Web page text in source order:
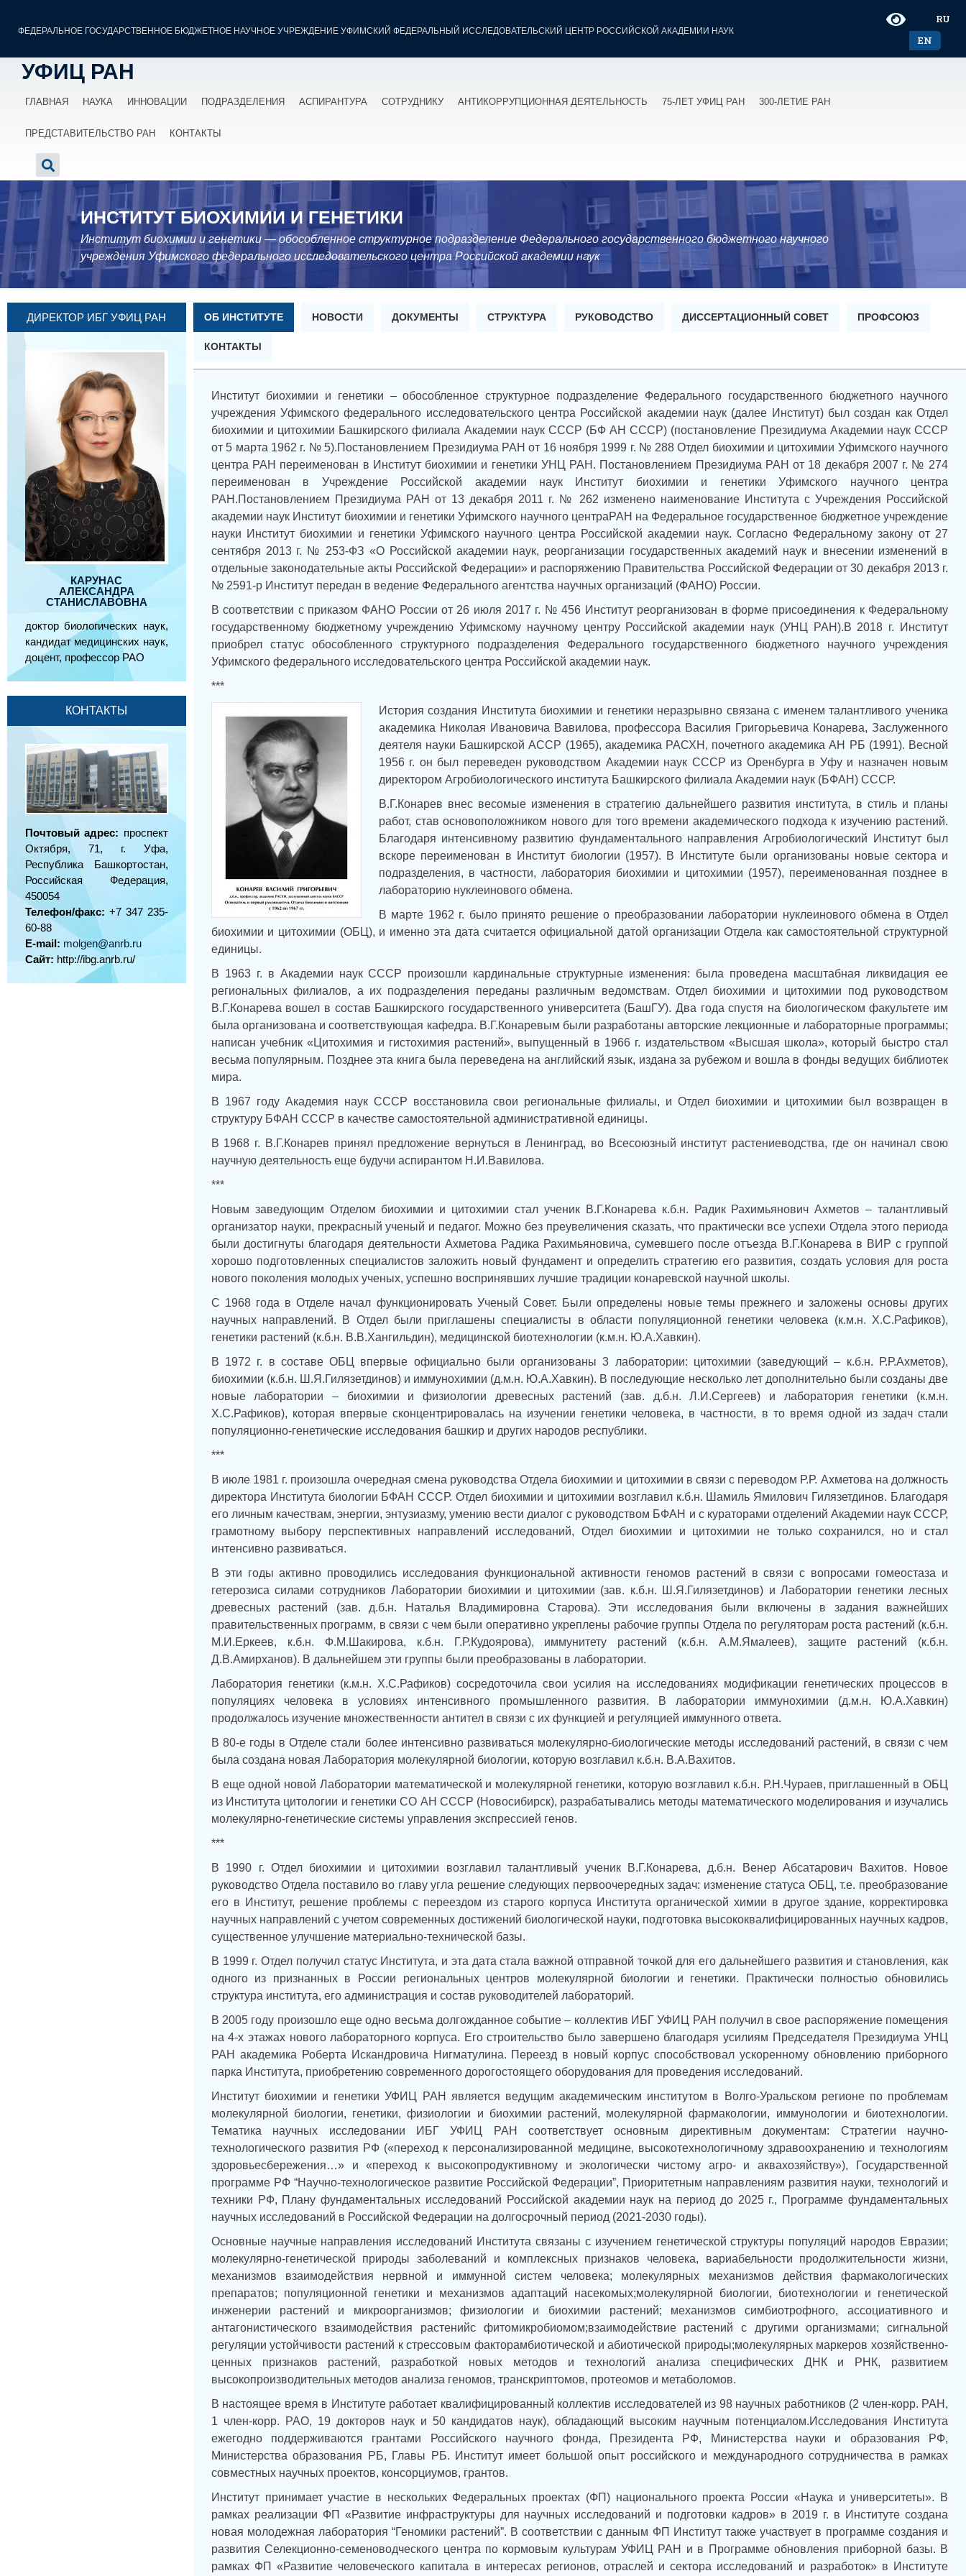
ФЕДЕРАЛЬНОЕ ГОСУДАРСТВЕННОЕ БЮДЖЕТНОЕ НАУЧНОЕ УЧРЕЖДЕНИЕ УФИМСКИЙ ФЕДЕРАЛЬНЫЙ ИССЛЕДОВАТЕЛЬСКИЙ ЦЕНТР РОССИЙСКОЙ АКАДЕМИИ НАУК
RU
EN
УФИЦ РАН
ГЛАВНАЯ НАУКА ИННОВАЦИИ ПОДРАЗДЕЛЕНИЯ АСПИРАНТУРА СОТРУДНИКУ АНТИКОРРУПЦИОННАЯ ДЕЯТЕЛЬНОСТЬ 75-ЛЕТ УФИЦ РАН 300-ЛЕТИЕ РАН
ПРЕДСТАВИТЕЛЬСТВО РАН КОНТАКТЫ
ИНСТИТУТ БИОХИМИИ И ГЕНЕТИКИ
Институт биохимии и генетики — обособленное структурное подразделение Федерального государственного бюджетного научного
учреждения Уфимского федерального исследовательского центра Российской академии наук
ДИРЕКТОР ИБГ УФИЦ РАН
КАРУНАС
АЛЕКСАНДРА
СТАНИСЛАВОВНА
доктор биологических наук,
кандидат медицинских наук,
доцент, профессор РАО
КОНТАКТЫ
Почтовый адрес: проспект
Октября, 71, г. Уфа,
Республика Башкортостан,
Российская Федерация,
450054
Телефон/факс: +7 347 235-
60-88
E-mail: molgen@anrb.ru
Сайт: http://ibg.anrb.ru/
ОБ ИНСТИТУТЕ НОВОСТИ ДОКУМЕНТЫ СТРУКТУРА РУКОВОДСТВО ДИССЕРТАЦИОННЫЙ СОВЕТ ПРОФСОЮЗ
КОНТАКТЫ
Институт биохимии и генетики – обособленное структурное подразделение Федерального государственного бюджетного научного
учреждения Уфимского федерального исследовательского центра Российской академии наук (далее Институт) был создан как Отдел
биохимии и цитохимии Башкирского филиала Академии наук СССР (БФ АН СССР) (постановление Президиума Академии наук СССР
от 5 марта 1962 г. № 5).Постановлением Президиума РАН от 16 ноября 1999 г. № 288 Отдел биохимии и цитохимии Уфимского научного
центра РАН переименован в Институт биохимии и генетики УНЦ РАН. Постановлением Президиума РАН от 18 декабря 2007 г. № 274
переименован в Учреждение Российской академии наук Институт биохимии и генетики Уфимского научного центра
РАН.Постановлением Президиума РАН от 13 декабря 2011 г. № 262 изменено наименование Института с Учреждения Российской
академии наук Институт биохимии и генетики Уфимского научного центраРАН на Федеральное государственное бюджетное учреждение
науки Институт биохимии и генетики Уфимского научного центра Российской академии наук. Согласно Федеральному закону от 27
сентября 2013 г. № 253-ФЗ «О Российской академии наук, реорганизации государственных академий наук и внесении изменений в
отдельные законодательные акты Российской Федерации» и распоряжению Правительства Российской Федерации от 30 декабря 2013 г.
№ 2591-р Институт передан в ведение Федерального агентства научных организаций (ФАНО) России.
В соответствии с приказом ФАНО России от 26 июля 2017 г. № 456 Институт реорганизован в форме присоединения к Федеральному
государственному бюджетному учреждению Уфимскому научному центру Российской академии наук (УНЦ РАН).В 2018 г. Институт
приобрел статус обособленного структурного подразделения Федерального государственного бюджетного научного учреждения
Уфимского федерального исследовательского центра Российской академии наук.
***
История создания Института биохимии и генетики неразрывно связана с именем талантливого ученика
академика Николая Ивановича Вавилова, профессора Василия Григорьевича Конарева, Заслуженного
деятеля науки Башкирской АССР (1965), академика РАСХН, почетного академика АН РБ (1991). Весной
1956 г. он был переведен руководством Академии наук СССР из Оренбурга в Уфу и назначен новым
директором Агробиологического института Башкирского филиала Академии наук (БФАН) СССР.
В.Г.Конарев внес весомые изменения в стратегию дальнейшего развития института, в стиль и планы
работ, став основоположником нового для того времени академического подхода к изучению растений.
Благодаря интенсивному развитию фундаментального направления Агробиологический Институт был
вскоре переименован в Институт биологии (1957). В Институте были организованы новые сектора и
подразделения, в частности, лаборатория биохимии и цитохимии (1957), переименованная позднее в
лабораторию нуклеинового обмена.
В марте 1962 г. было принято решение о преобразовании лаборатории нуклеинового обмена в Отдел
биохимии и цитохимии (ОБЦ), и именно эта дата считается официальной датой организации Отдела как самостоятельной структурной
единицы.
В 1963 г. в Академии наук СССР произошли кардинальные структурные изменения: была проведена масштабная ликвидация ее
региональных филиалов, а их подразделения переданы различным ведомствам. Отдел биохимии и цитохимии под руководством
В.Г.Конарева вошел в состав Башкирского государственного университета (БашГУ). Два года спустя на биологическом факультете им
была организована и соответствующая кафедра. В.Г.Конаревым были разработаны авторские лекционные и лабораторные программы;
написан учебник «Цитохимия и гистохимия растений», выпущенный в 1966 г. издательством «Высшая школа», который быстро стал
весьма популярным. Позднее эта книга была переведена на английский язык, издана за рубежом и вошла в фонды ведущих библиотек
мира.
В 1967 году Академия наук СССР восстановила свои региональные филиалы, и Отдел биохимии и цитохимии был возвращен в
структуру БФАН СССР в качестве самостоятельной административной единицы.
В 1968 г. В.Г.Конарев принял предложение вернуться в Ленинград, во Всесоюзный институт растениеводства, где он начинал свою
научную деятельность еще будучи аспирантом Н.И.Вавилова.
***
Новым заведующим Отделом биохимии и цитохимии стал ученик В.Г.Конарева к.б.н. Радик Рахимьянович Ахметов – талантливый
организатор науки, прекрасный ученый и педагог. Можно без преувеличения сказать, что практически все успехи Отдела этого периода
были достигнуты благодаря деятельности Ахметова Радика Рахимьяновича, сумевшего после отъезда В.Г.Конарева в ВИР с группой
хорошо подготовленных специалистов заложить новый фундамент и определить стратегию его развития, создать условия для роста
нового поколения молодых ученых, успешно воспринявших лучшие традиции конаревской научной школы.
С 1968 года в Отделе начал функционировать Ученый Совет. Были определены новые темы прежнего и заложены основы других
научных направлений. В Отдел были приглашены специалисты в области популяционной генетики человека (к.м.н. Х.С.Рафиков),
генетики растений (к.б.н. В.В.Хангильдин), медицинской биотехнологии (к.м.н. Ю.А.Хавкин).
В 1972 г. в составе ОБЦ впервые официально были организованы 3 лаборатории: цитохимии (заведующий – к.б.н. Р.Р.Ахметов),
биохимии (к.б.н. Ш.Я.Гилязетдинов) и иммунохимии (д.м.н. Ю.А.Хавкин). В последующие несколько лет дополнительно были созданы две
новые лаборатории – биохимии и физиологии древесных растений (зав. д.б.н. Л.И.Сергеев) и лаборатория генетики (к.м.н.
Х.С.Рафиков), которая впервые сконцентрировалась на изучении генетики человека, в частности, в то время одной из задач стали
популяционно-генетические исследования башкир и других народов республики.
***
В июле 1981 г. произошла очередная смена руководства Отдела биохимии и цитохимии в связи с переводом Р.Р. Ахметова на должность
директора Института биологии БФАН СССР. Отдел биохимии и цитохимии возглавил к.б.н. Шамиль Ямилович Гилязетдинов. Благодаря
его личным качествам, энергии, энтузиазму, умению вести диалог с руководством БФАН и с кураторами отделений Академии наук СССР,
грамотному выбору перспективных направлений исследований, Отдел биохимии и цитохимии не только сохранился, но и стал
интенсивно развиваться.
В эти годы активно проводились исследования функциональной активности геномов растений в связи с вопросами гомеостаза и
гетерозиса силами сотрудников Лаборатории биохимии и цитохимии (зав. к.б.н. Ш.Я.Гилязетдинов) и Лаборатории генетики лесных
древесных растений (зав. д.б.н. Наталья Владимировна Старова). Эти исследования были включены в задания важнейших
правительственных программ, в связи с чем были оперативно укреплены рабочие группы Отдела по регуляторам роста растений (к.б.н.
М.И.Еркеев, к.б.н. Ф.М.Шакирова, к.б.н. Г.Р.Кудоярова), иммунитету растений (к.б.н. А.М.Ямалеев), защите растений (к.б.н.
Д.В.Амирханов). В дальнейшем эти группы были преобразованы в лаборатории.
Лаборатория генетики (к.м.н. Х.С.Рафиков) сосредоточила свои усилия на исследованиях модификации генетических процессов в
популяциях человека в условиях интенсивного промышленного развития. В лаборатории иммунохимии (д.м.н. Ю.А.Хавкин)
продолжалось изучение множественности антител в связи с их функцией и регуляцией иммунного ответа.
В 80-е годы в Отделе стали более интенсивно развиваться молекулярно-биологические методы исследований растений, в связи с чем
была создана новая Лаборатория молекулярной биологии, которую возглавил к.б.н. В.А.Вахитов.
В еще одной новой Лаборатории математической и молекулярной генетики, которую возглавил к.б.н. Р.Н.Чураев, приглашенный в ОБЦ
из Института цитологии и генетики СО АН СССР (Новосибирск), разрабатывались методы математического моделирования и изучались
молекулярно-генетические системы управления экспрессией генов.
***
В 1990 г. Отдел биохимии и цитохимии возглавил талантливый ученик В.Г.Конарева, д.б.н. Венер Абсатарович Вахитов. Новое
руководство Отдела поставило во главу угла решение следующих первоочередных задач: изменение статуса ОБЦ, т.е. преобразование
его в Институт, решение проблемы с переездом из старого корпуса Института органической химии в другое здание, корректировка
научных направлений с учетом современных достижений биологической науки, подготовка высококвалифицированных научных кадров,
существенное улучшение материально-технической базы.
В 1999 г. Отдел получил статус Института, и эта дата стала важной отправной точкой для его дальнейшего развития и становления, как
одного из признанных в России региональных центров молекулярной биологии и генетики. Практически полностью обновились
структура института, его администрация и состав руководителей лабораторий.
В 2005 году произошло еще одно весьма долгожданное событие – коллектив ИБГ УФИЦ РАН получил в свое распоряжение помещения
на 4-х этажах нового лабораторного корпуса. Его строительство было завершено благодаря усилиям Председателя Президиума УНЦ
РАН академика Роберта Искандровича Нигматулина. Переезд в новый корпус способствовал ускоренному обновлению приборного
парка Института, приобретению современного дорогостоящего оборудования для проведения исследований.
Институт биохимии и генетики УФИЦ РАН является ведущим академическим институтом в Волго-Уральском регионе по проблемам
молекулярной биологии, генетики, физиологии и биохимии растений, молекулярной фармакологии, иммунологии и биотехнологии.
Тематика научных исследовании ИБГ УФИЦ РАН соответствует основным директивным документам: Стратегии научно-
технологического развития РФ («переход к персонализированной медицине, высокотехнологичному здравоохранению и технологиям
здоровьесбережения…» и «переход к высокопродуктивному и экологически чистому агро- и аквахозяйству»), Государственной
программе РФ “Научно-технологическое развитие Российской Федерации”, Приоритетным направлениям развития науки, технологий и
техники РФ, Плану фундаментальных исследований Российской академии наук на период до 2025 г., Программе фундаментальных
научных исследований в Российской Федерации на долгосрочный период (2021-2030 годы).
Основные научные направления исследований Института связаны с изучением генетической структуры популяций народов Евразии;
молекулярно-генетической природы заболеваний и комплексных признаков человека, вариабельности продолжительности жизни,
механизмов взаимодействия нервной и иммунной систем человека; молекулярных механизмов действия фармакологических
препаратов; популяционной генетики и механизмов адаптаций насекомых;молекулярной биологии, биотехнологии и генетической
инженерии растений и микроорганизмов; физиологии и биохимии растений; механизмов симбиотрофного, ассоциативного и
антагонистического взаимодействия растенийс фитомикробиомом;взаимодействие растений с другими организмами; сигнальной
регуляции устойчивости растений к стрессовым факторамбиотической и абиотической природы;молекулярных маркеров хозяйственно-
ценных признаков растений, разработкой новых методов и технологий анализа специфических ДНК и РНК, развитием
высокопроизводительных методов анализа геномов, транскриптомов, протеомов и метаболомов.
В настоящее время в Институте работает квалифицированный коллектив исследователей из 98 научных работников (2 член-корр. РАН,
1 член-корр. РАО, 19 докторов наук и 50 кандидатов наук), обладающий высоким научным потенциалом.Исследования Института
ежегодно поддерживаются грантами Российского научного фонда, Президента РФ, Министерства науки и образования РФ,
Министерства образования РБ, Главы РБ. Институт имеет большой опыт российского и международного сотрудничества в рамках
совместных научных проектов, консорциумов, грантов.
Институт принимает участие в нескольких Федеральных проектах (ФП) национального проекта России «Наука и университеты». В
рамках реализации ФП «Развитие инфраструктуры для научных исследований и подготовки кадров» в 2019 г. в Институте создана
новая молодежная лаборатория “Геномики растений”. В соответствии с данным ФП Институт также участвует в программе создания и
развития Селекционно-семеноводческого центра по кормовым культурам УФИЦ РАН и в Программе обновления приборной базы. В
рамках ФП «Развитие человеческого капитала в интересах регионов, отраслей и сектора исследований и разработок» в Институте